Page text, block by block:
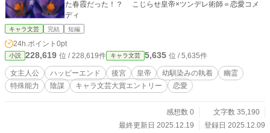
た春霞だった！？ こじらせ皇帝×ツンデレ術師＝恋愛コメ
ディ
キャラ文芸 完結 短編
24h.ポイント 0pt
小説 228,619 位 / 228,619件 キャラ文芸 5,635 位 / 5,635件
女主人公 ハッピーエンド 後宮 皇帝 幼馴染みの執着
幽霊
特殊能力
陰謀 キャラ文芸大賞エントリー 恋愛
感想数 0
文字数 35,190
最終更新日 2025.12.19
登録日 2025.12.09